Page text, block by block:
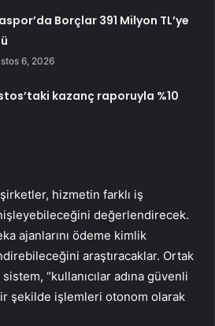
Borçlar 391 Milyon TL’ye
6, 2026
kazanç raporuyla %10
hizmetin farklı iş
değerlendirecek.
ajanlarını ödeme kimlik
araştıracaklar. Ortak
“kullanıcılar adına güvenli
şekilde işlemleri otonom olarak